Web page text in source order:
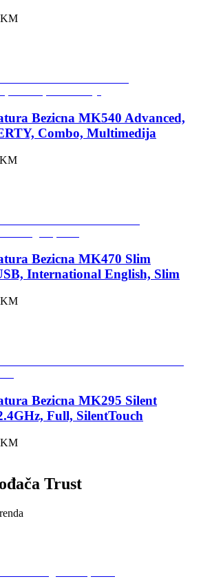
KM
Bezicna MK540 Advanced,
Combo, Multimedija
KM
Bezicna MK470 Slim
International English, Slim
KM
Bezicna MK295 Silent
Full, SilentTouch
KM
Trust